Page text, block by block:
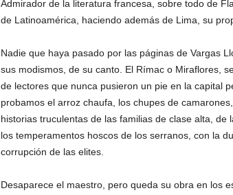
Admirador de la literatura francesa, sobre todo de
de Latinoamérica, haciendo además de Lima, su
Nadie que haya pasado por las páginas de Vargas
sus modismos, de su canto. El Rímac o Miraflores,
de lectores que nunca pusieron un pie en la capital
probamos el arroz chaufa, los chupes de
historias truculentas de las familias de clase alta,
los temperamentos hoscos de los serranos, con la
corrupción de las elites.
Desaparece el maestro, pero queda su obra en los